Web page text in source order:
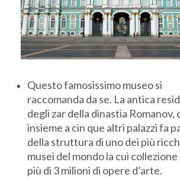
Questo famosissimo museo si
raccomanda da se. La antica
degli zar della dinastia Romanov,
insieme a cin que altri palazzi fa
della struttura di uno dei più
musei del mondo la cui
più di 3 milioni di opere d’arte.